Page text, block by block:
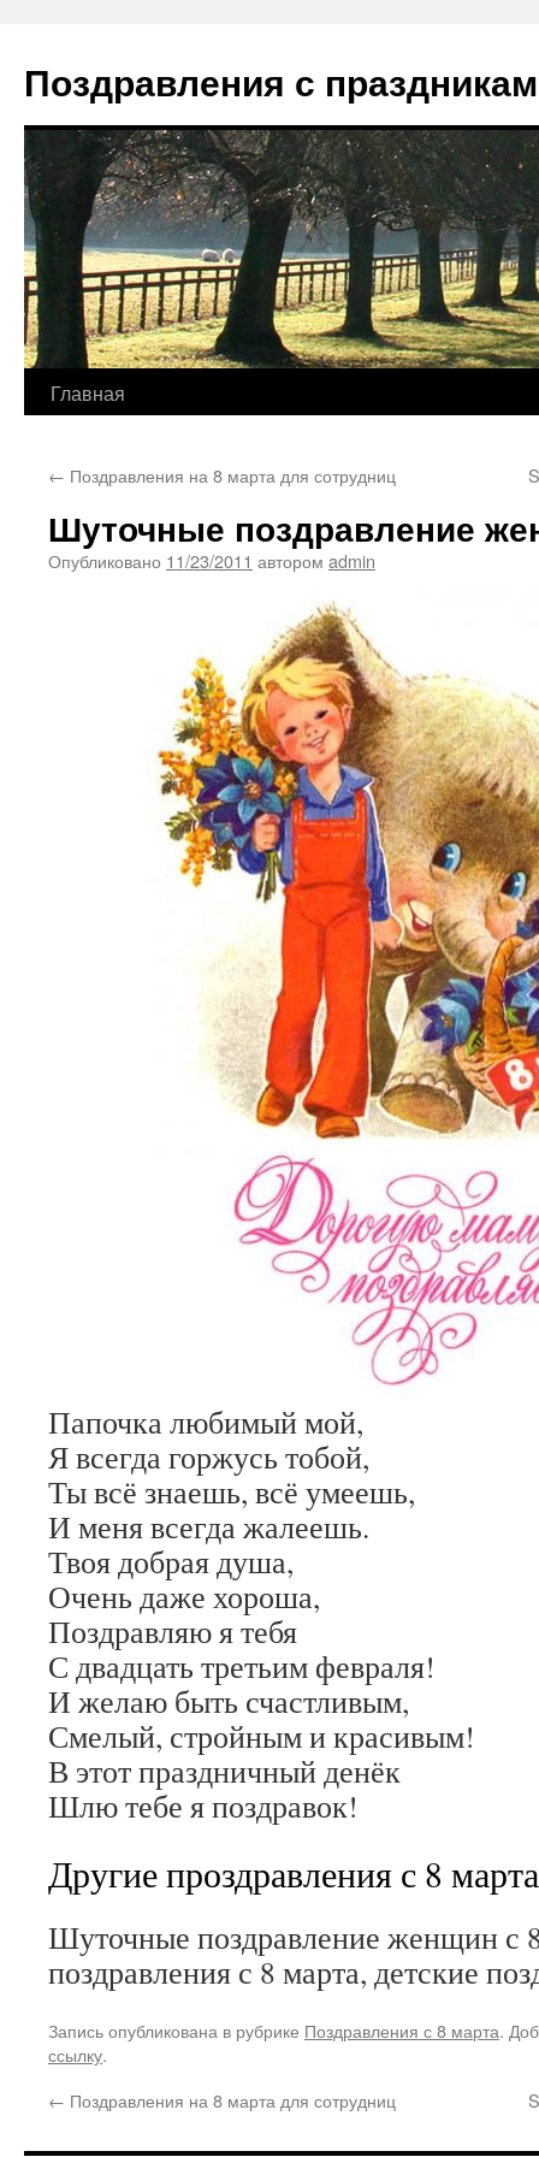
содержимому
Поздравления с
Главная
← Поздравления на 8 марта для сотрудниц
Шуточные поздравление
Опубликовано 11/23/2011 автором admin
Папочка любимый мой,
Я всегда горжусь тобой,
Ты всё знаешь, всё умеешь,
И меня всегда жалеешь.
Твоя добрая душа,
Очень даже хороша,
Поздравляю я тебя
С двадцать третьим февраля!
И желаю быть счастливым,
Смелый, стройным и красивым!
В этот праздничный денёк
Шлю тебе я поздравок!
Другие проздравления с 8 марта
Шуточные поздравление женщин с
поздравления с 8 марта, детские
Запись опубликована в рубрике Поздравления с 8 марта.
ссылку.
← Поздравления на 8 марта для сотрудниц